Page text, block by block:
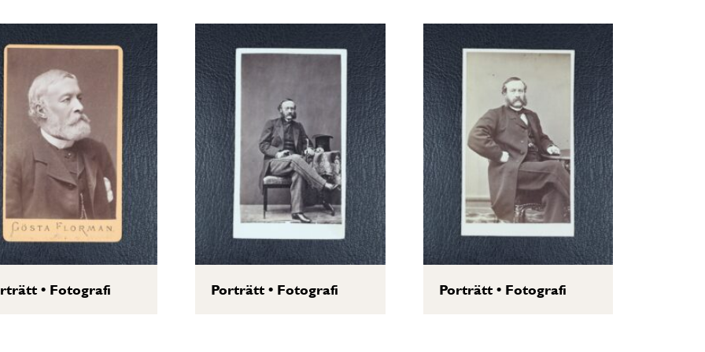
• Fotografi Porträtt• Fotografi Porträtt• Fotografi